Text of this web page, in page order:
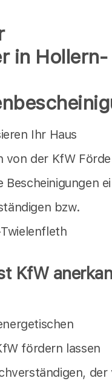
in Hollern-
Ihr Haus
von der KfW
bzw.
KfW
fördern lassen
der